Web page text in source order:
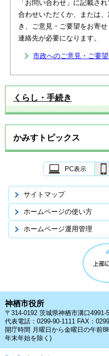
「お問い合わせ」に記載さ
合わせいただくか、または
き、ご意見・ご要望をお寄
連絡先が必要になります。
市政へのご意見・ご要望
くらし・手続き
かみすトピックス
PC表示
サイトマップ
ホームページの使い方
ホームページ運用管理
神栖市役所
〒314-0192 茨城県神栖市溝口4991-5
代表電話：0299-90-1111 FAX：
開庁時間 月曜日から金曜日の午前8
年末年始を除く)